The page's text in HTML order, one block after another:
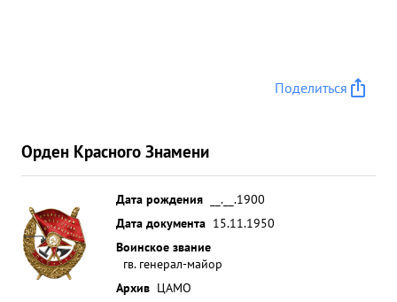
Поделиться
Орден Красного Знамени
Дата рождения
__.__.1900
Дата документа 15.11.1950
Воинское звание
гв. генерал-майор
Архив ЦАМО